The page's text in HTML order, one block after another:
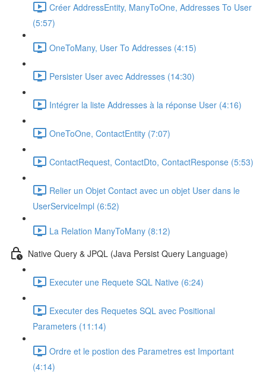
Créer AddressEntity, ManyToOne, Addresses To User
(5:57)
OneToMany, User To Addresses (4:15)
Persister User avec Addresses (14:30)
Intégrer la liste Addresses à la réponse User (4:16)
OneToOne, ContactEntity (7:07)
ContactRequest, ContactDto, ContactResponse (5:53)
Relier un Objet Contact avec un objet User dans le
UserServiceImpl (6:52)
La Relation ManyToMany (8:12)
Native Query & JPQL (Java Persist Query Language)
Executer une Requete SQL Native (6:24)
Executer des Requetes SQL avec Positional
Parameters (11:14)
Ordre et le postion des Parametres est Important
(4:14)